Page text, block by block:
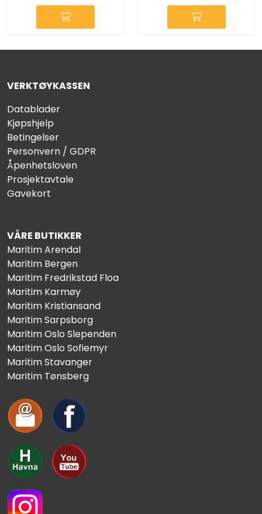
VERKTØYKASSEN
Datablader
Kjøpshjelp
Betingelser
Personvern / GDPR
Åpenhetsloven
Prosjektavtale
Gavekort
VÅRE BUTIKKER
Maritim Arendal
Maritim Bergen
Maritim Fredrikstad Floa
Maritim Karmøy
Maritim Kristiansand
Maritim Sarpsborg
Maritim Oslo Slependen
Maritim Oslo Sofiemyr
Maritim Stavanger
Maritim Tønsberg